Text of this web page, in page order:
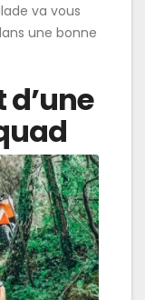
va vous
une bonne